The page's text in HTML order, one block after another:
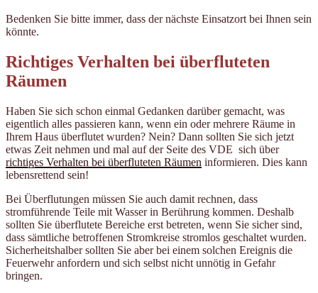
Bedenken Sie bitte immer, dass der nächste Einsatzort bei Ihnen sein
könnte.
Richtiges Verhalten bei überfluteten
Räumen
Haben Sie sich schon einmal Gedanken darüber gemacht, was
eigentlich alles passieren kann, wenn ein oder mehrere Räume in
Ihrem Haus überflutet wurden? Nein? Dann sollten Sie sich jetzt
etwas Zeit nehmen und mal auf der Seite des VDE sich über
richtiges Verhalten bei überfluteten Räumen informieren. Dies kann
lebensrettend sein!
Bei Überflutungen müssen Sie auch damit rechnen, dass
stromführende Teile mit Wasser in Berührung kommen. Deshalb
sollten Sie überflutete Bereiche erst betreten, wenn Sie sicher sind,
dass sämtliche betroffenen Stromkreise stromlos geschaltet wurden.
Sicherheitshalber sollten Sie aber bei einem solchen Ereignis die
Feuerwehr anfordern und sich selbst nicht unnötig in Gefahr
bringen.